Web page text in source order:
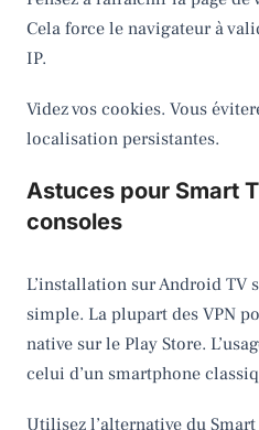
Cela force le navigateur à
IP.
Videz vos cookies. Vous
localisation persistantes.
Astuces pour Smart
consoles
L’installation sur Android TV
simple. La plupart des VPN
native sur le Play Store.
celui d’un smartphone
Utilisez l’alternative du